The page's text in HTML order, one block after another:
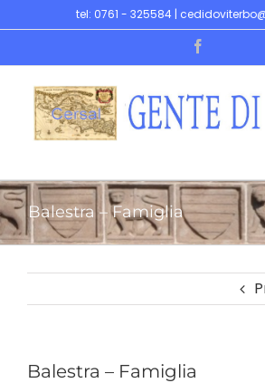
to
tel: 0761 - 325584 |
Balestra – Famiglia
Balestra – Famiglia